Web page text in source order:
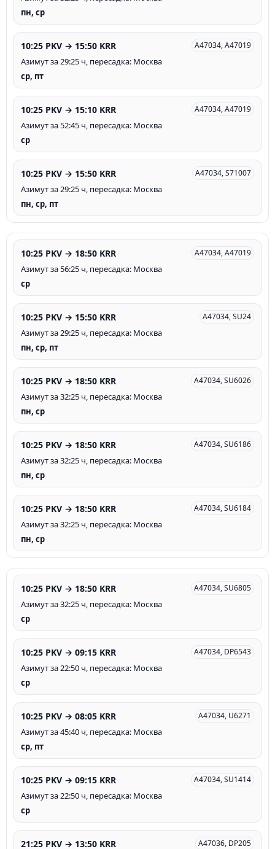
пн, ср
10:25 PKV → 15:50 KRR A47034, A47019
Азимут за 29:25 ч, пересадка: Москва
ср, пт
10:25 PKV → 15:10 KRR A47034, A47019
Азимут за 52:45 ч, пересадка: Москва
ср
10:25 PKV → 15:50 KRR A47034, S71007
Азимут за 29:25 ч, пересадка: Москва
пн, ср, пт
10:25 PKV → 18:50 KRR A47034, A47019
Азимут за 56:25 ч, пересадка: Москва
ср
10:25 PKV → 15:50 KRR A47034, SU24
Азимут за 29:25 ч, пересадка: Москва
пн, ср, пт
10:25 PKV → 18:50 KRR A47034, SU6026
Азимут за 32:25 ч, пересадка: Москва
пн, ср
10:25 PKV → 18:50 KRR A47034, SU6186
Азимут за 32:25 ч, пересадка: Москва
пн, ср
10:25 PKV → 18:50 KRR A47034, SU6184
Азимут за 32:25 ч, пересадка: Москва
пн, ср
10:25 PKV → 18:50 KRR A47034, SU6805
Азимут за 32:25 ч, пересадка: Москва
ср
10:25 PKV → 09:15 KRR A47034, DP6543
Азимут за 22:50 ч, пересадка: Москва
ср
10:25 PKV → 08:05 KRR A47034, U6271
Азимут за 45:40 ч, пересадка: Москва
ср, пт
10:25 PKV → 09:15 KRR A47034, SU1414
Азимут за 22:50 ч, пересадка: Москва
ср
21:25 PKV → 13:50 KRR A47036, DP205